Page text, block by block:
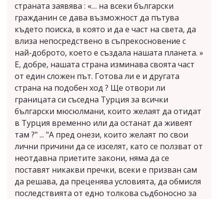
страната заявява : «… на всеки български
гражданин се дава възможност да пътува
където поиска, в която и да е част на света, да
влиза непосредствено в съпрекосновение с
най-доброто, което е създала нашата планета. »
Е, добре, нашата страна изминава своята част
от един сложен път. Готова ли е и другата
страна на подобен ход ? Ще отвори ли
границата си съседна Турция за всички
български мюсюлмани, които желаят да отидат
в Турция временно или да останат да живеят
там ?" ... "А пред онези, които желаят по свои
лични причини да се изселят, като се ползват от
неотдавна приетите закони, няма да се
поставят никакви пречки, всеки е призван сам
да решава, да преценява условията, да обмисля
последствията от едно толкова съдбоносно за